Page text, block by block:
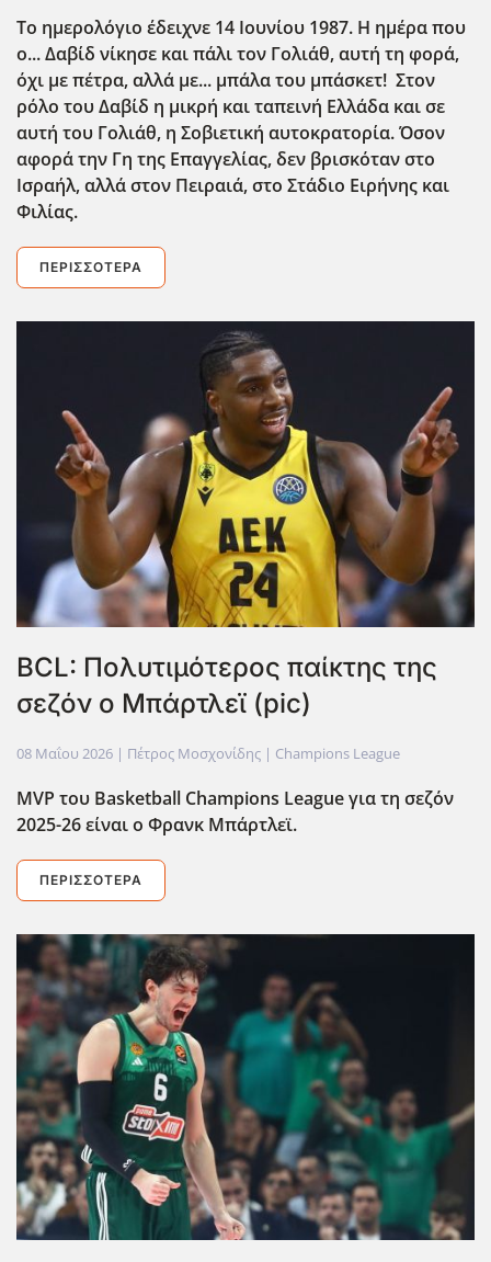
Το ημερολόγιο έδειχνε 14 Ιουνίου 1987. Η ημέρα που
ο... Δαβίδ νίκησε και πάλι τον Γολιάθ, αυτή τη φορά,
όχι με πέτρα, αλλά με... μπάλα του μπάσκετ! Στον
ρόλο του Δαβίδ η μικρή και ταπεινή Ελλάδα και σε
αυτή του Γολιάθ, η Σοβιετική αυτοκρατορία. Όσον
αφορά την Γη της Επαγγελίας, δεν βρισκόταν στο
Ισραήλ, αλλά στον Πειραιά, στο Στάδιο Ειρήνης και
Φιλίας.
ΠΕΡΙΣΣΌΤΕΡΑ
BCL: Πολυτιμότερος παίκτης της
σεζόν ο Μπάρτλεϊ (pic)
08 Μαΐου 2026 | Πέτρος Μοσχονίδης | Champions League
MVP του Basketball Champions League για τη σεζόν
2025-26 είναι ο Φρανκ Μπάρτλεϊ.
ΠΕΡΙΣΣΌΤΕΡΑ